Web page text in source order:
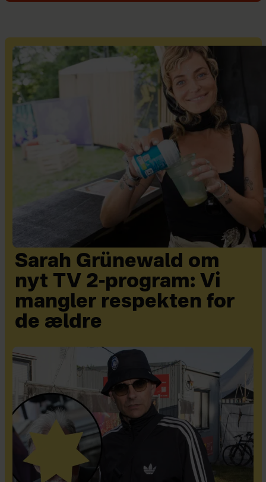
Sarah Grünewald om
nyt TV 2-program: Vi
mangler respekten for
de ældre